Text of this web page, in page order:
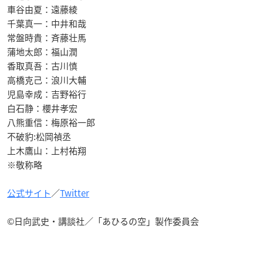
車谷由夏：遠藤綾
千葉真一：中井和哉
常盤時貴：斉藤壮馬
蒲地太郎：福山潤
香取真吾：古川慎
高橋克己：浪川大輔
児島幸成：吉野裕行
白石静：櫻井孝宏
八熊重信：梅原裕一郎
不破豹:松岡禎丞
上木鷹山：上村祐翔
※敬称略
公式サイト／Twitter
©日向武史・講談社／「あひるの空」製作委員会